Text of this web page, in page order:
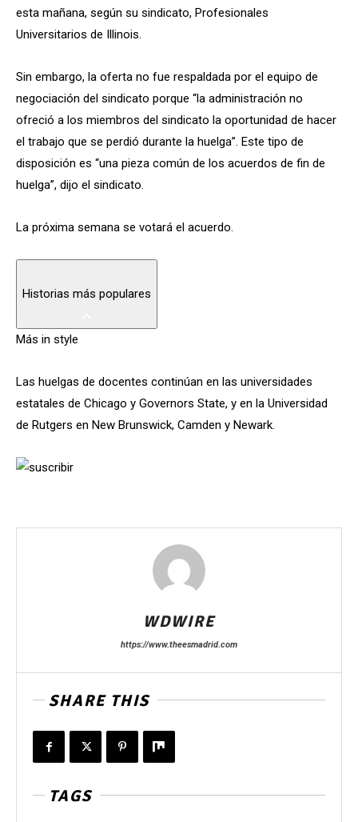
esta mañana, según su sindicato, Profesionales
Universitarios de Illinois.
Sin embargo, la oferta no fue respaldada por el equipo de
negociación del sindicato porque “la administración no
ofreció a los miembros del sindicato la oportunidad de hacer
el trabajo que se perdió durante la huelga”. Este tipo de
disposición es “una pieza común de los acuerdos de fin de
huelga”, dijo el sindicato.
La próxima semana se votará el acuerdo.
Historias más populares
Más in style
Las huelgas de docentes continúan en las universidades
estatales de Chicago y Governors State, y en la Universidad
de Rutgers en New Brunswick, Camden y Newark.
WDWIRE
https://www.theesmadrid.com
SHARE THIS
TAGS